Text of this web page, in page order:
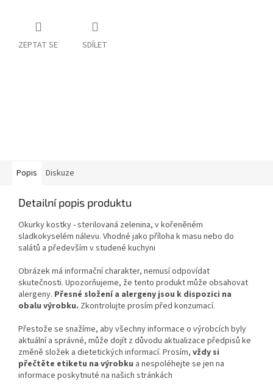
ZEPTAT SE SDÍLET
Popis Diskuze
Detailní popis produktu
Okurky kostky - sterilovaná zelenina, v kořeněném
sladkokyselém nálevu. Vhodné jako příloha k masu nebo do
salátů a především v studené kuchyni
Obrázek má informační charakter, nemusí odpovídat
skutečnosti. Upozorňujeme, že tento produkt může obsahovat
alergeny. Přesné složení a alergeny jsou k dispozici na
obalu výrobku. Zkontrolujte prosím před konzumací.
Přestože se snažíme, aby všechny informace o výrobcích byly
aktuální a správné, může dojít z důvodu aktualizace předpisů ke
změně složek a dietetických informací. Prosím, vždy si
přečtěte etiketu na výrobku a nespoléhejte se jen na
informace poskytnuté na našich stránkách